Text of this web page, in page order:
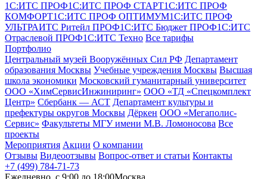
1С:ИТС ПРОФ1С:ИТС ПРОФ СТАРТ1С:ИТС ПРОФ
КОМФОРТ1С:ИТС ПРОФ ОПТИМУМ1С:ИТС ПРОФ
УЛЬТРАИТС Ритейл ПРОФ1С:ИТС Бюджет ПРОФ1С:ИТС
Отраслевой ПРОФ1С:ИТС Техно Все тарифы
Портфолио
Центральный музей Вооружённых Сил РФ Департамент
образования Москвы Учебные учреждения Москвы Высшая
школа экономики Московский гуманитарный университет
ООО «ХимСервисИнжиниринг» ООО «ТД «Спецкомплект
Центр» Сбербанк — АСТ Департамент культуры и
префектуры округов Москвы Дёркен ООО «Мегаполис-
Сервис» Факультеты МГУ имени М.В. Ломоносова Все
проекты
Мероприятия Акции О компании
Отзывы Видеоотзывы Вопрос-ответ и статьи Контакты
+7 (499) 784-71-73
Ежедневно, c 9:00 до 18:00Москва